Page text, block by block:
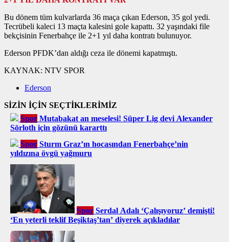
Bu dönem tüm kulvarlarda 36 maça çıkan Ederson, 35 gol yedi.
Tecrübeli kaleci 13 maçta kalesini gole kapattı. 32 yaşındaki file
bekçisinin Fenerbahçe ile 2+1 yıl daha kontratı bulunuyor.
Ederson PFDK’dan aldığı ceza ile dönemi kapatmıştı.
KAYNAK: NTV SPOR
Ederson
SİZİN İÇİN SEÇTİKLERİMİZ
Spor Mutabakat an meselesi! Süper Lig devi Alexander
Sörloth için gözünü kararttı
Spor Sturm Graz’ın hocasından Fenerbahçe’nin
yıldızına övgü yağmuru
Spor Serdal Adalı ‘Çalışıyoruz’ demişti!
‘En yeterli teklif Beşiktaş’tan’ diyerek açıkladılar